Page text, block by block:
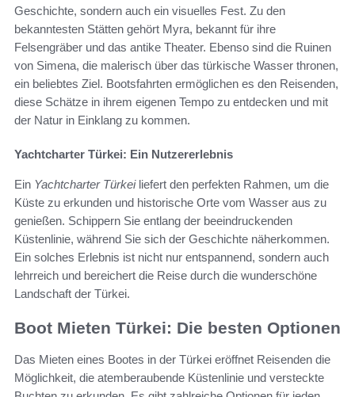
Geschichte, sondern auch ein visuelles Fest. Zu den
bekanntesten Stätten gehört Myra, bekannt für ihre
Felsengräber und das antike Theater. Ebenso sind die Ruinen
von Simena, die malerisch über das türkische Wasser thronen,
ein beliebtes Ziel. Bootsfahrten ermöglichen es den Reisenden,
diese Schätze in ihrem eigenen Tempo zu entdecken und mit
der Natur in Einklang zu kommen.
Yachtcharter Türkei: Ein Nutzererlebnis
Ein Yachtcharter Türkeiliefert den perfekten Rahmen, um die
Küste zu erkunden und historische Orte vom Wasser aus zu
genießen. Schippern Sie entlang der beeindruckenden
Küstenlinie, während Sie sich der Geschichte näherkommen.
Ein solches Erlebnis ist nicht nur entspannend, sondern auch
lehrreich und bereichert die Reise durch die wunderschöne
Landschaft der Türkei.
Boot Mieten Türkei: Die besten Optionen
Das Mieten eines Bootes in der Türkei eröffnet Reisenden die
Möglichkeit, die atemberaubende Küstenlinie und versteckte